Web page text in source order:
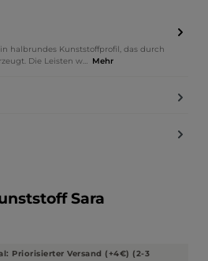
halbrundes Kunststoffprofil, das durch
Die Leisten w… Mehr
Sara
von 4.71 von 5 Sternen
Priorisierter Versand (+4€) (2-3